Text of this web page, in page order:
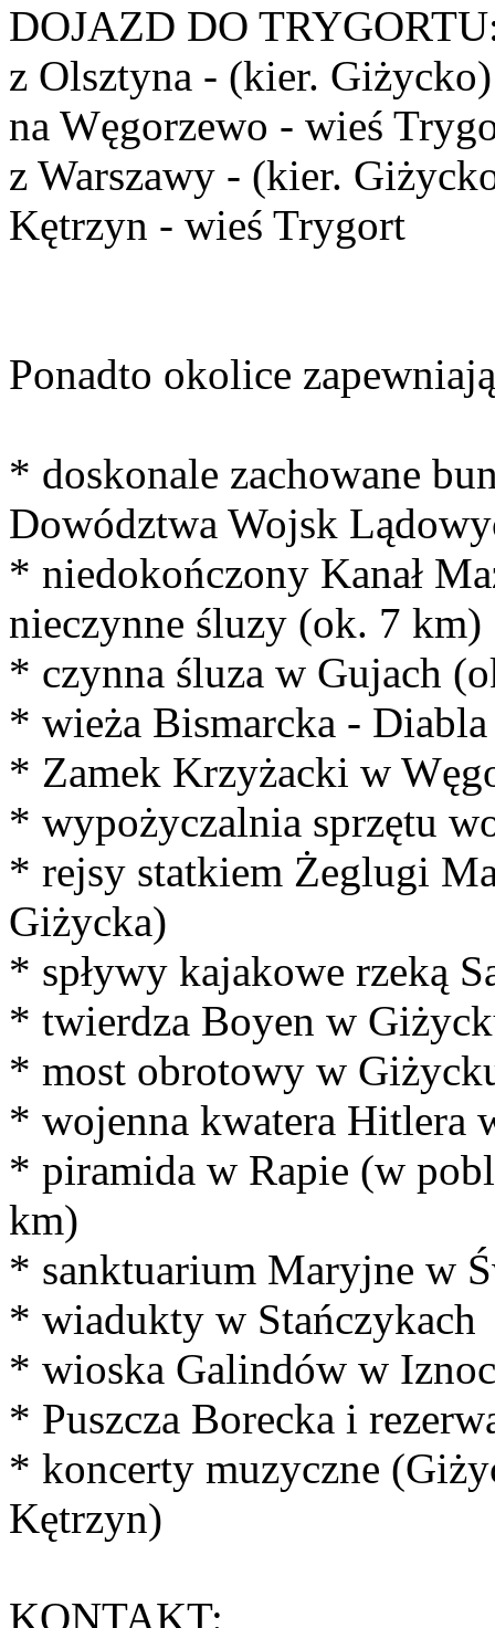
DOJAZD DO
z Olsztyna - (kier.
na Węgorzewo - wieś
z Warszawy - (kier.
Kętrzyn - wieś Trygort
Ponadto okolice
* doskonale zachowane
Dowództwa Wojsk
* niedokończony Kanał
nieczynne śluzy (ok. 7 km)
* czynna śluza w Gujach
* wieża Bismarcka -
* Zamek Krzyżacki w
* wypożyczalnia sprzętu
* rejsy statkiem Żeglugi
Giżycka)
* spływy kajakowe rzeką
* twierdza Boyen w
* most obrotowy w
* wojenna kwatera Hitlera
* piramida w Rapie (w
km)
* sanktuarium Maryjne w
* wiadukty w Stańczykach
* wioska Galindów w
* Puszcza Borecka i
* koncerty muzyczne
Kętrzyn)
KONTAKT: